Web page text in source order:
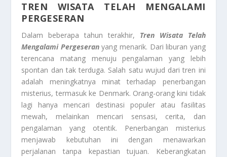
TREN WISATA TELAH MENGALAMI
PERGESERAN
Dalam beberapa tahun terakhir, Tren Wisata Telah
Mengalami Pergeseranyang menarik. Dari liburan yang
terencana matang menuju pengalaman yang lebih
spontan dan tak terduga. Salah satu wujud dari tren ini
adalah meningkatnya minat terhadap penerbangan
misterius, termasuk ke Denmark. Orang-orang kini tidak
lagi hanya mencari destinasi populer atau fasilitas
mewah, melainkan mencari sensasi, cerita, dan
pengalaman yang otentik. Penerbangan misterius
menjawab kebutuhan ini dengan menawarkan
perjalanan tanpa kepastian tujuan. Keberangkatan